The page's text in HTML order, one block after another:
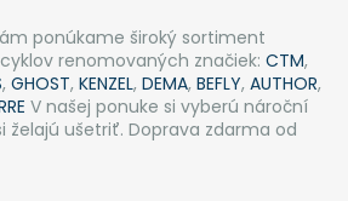
ponúkame široký sortiment
renomovaných značiek: CTM,
, GHOST, KENZEL, DEMA, BEFLY, AUTHOR,
V našej ponuke si vyberú nároční
želajú ušetriť. Doprava zdarma od